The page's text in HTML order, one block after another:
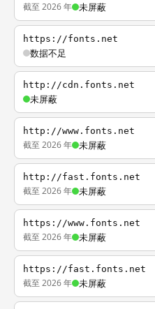
截至 2026 年 未屏蔽
https://fonts.net
数据不足
http://cdn.fonts.net
未屏蔽
http://www.fonts.net
截至 2026 年 未屏蔽
http://fast.fonts.net
截至 2026 年 未屏蔽
https://www.fonts.net
截至 2026 年 未屏蔽
https://fast.fonts.net
截至 2026 年 未屏蔽